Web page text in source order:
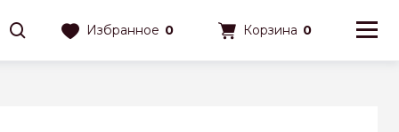
Избранное 0 Корзина 0